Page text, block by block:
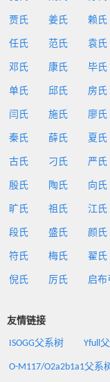
贾氏 姜氏 赖氏
任氏 范氏 袁氏
邓氏 康氏 毕氏
单氏 邱氏 房氏
闫氏 施氏 廖氏
秦氏 薛氏 夏氏
古氏 刁氏 严氏
殷氏 陶氏 向氏
旷氏 祖氏 江氏
段氏 盛氏 颜氏
符氏 梅氏 翟氏
倪氏 厉氏 启布
友情链接
ISOGG父系树 Yfull
O-M117/O2a2b1a1父系